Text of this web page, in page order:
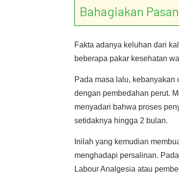
Bahagiakan
Fakta adanya keluhan dari
beberapa pakar kesehatan
Pada masa lalu,
dengan pembedahan perut.
menyadari bahwa proses
setidaknya hingga 2 bulan.
Inilah yang kemudian
menghadapi persalinan.
Labour Analgesia atau